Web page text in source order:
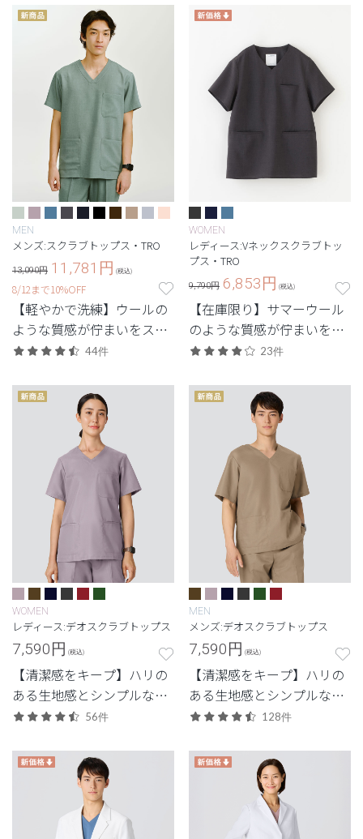
MEN
メンズ:スクラブトップス・TRO
13,090円 11,781 円 (税込)
8/12まで10%OFF
【軽やかで洗練】ウールの
ような質感が佇まいをスマ
ートに引き立てる定番シリ
44件
WOMEN
レディース:Vネックスクラブトッ
プス・TRO
9,790円 6,853円 (税込)
【在庫限り】サマーウール
のような質感が佇まいをス
マートに引き立てるTRO(ト
23件
WOMEN
レディース:デオスクラブトップス
7,590円 (税込)
【清潔感をキープ】ハリの
ある生地感とシンプルなデ
ザイン。清潔感と快適さに
ル。
56件
MEN
メンズ:デオスクラブトップス
7,590円 (税込)
【清潔感をキープ】ハリの
ある生地感とシンプルなデ
ザイン。清潔感と快適さに
ル。
128件